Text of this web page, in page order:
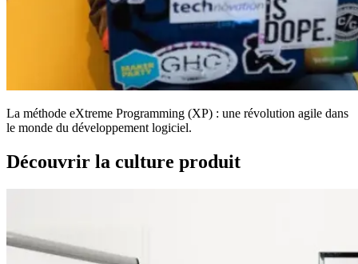
La méthode eXtreme Programming (XP) : une révolution agile dans
le monde du développement logiciel.
Découvrir la culture produit